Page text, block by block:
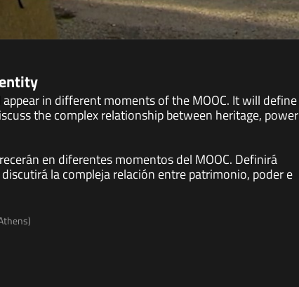
in different moments of the MOOC. It will define
the complex relationship between heritage, power
en diferentes momentos del MOOC. Definirá
la compleja relación entre patrimonio, poder e